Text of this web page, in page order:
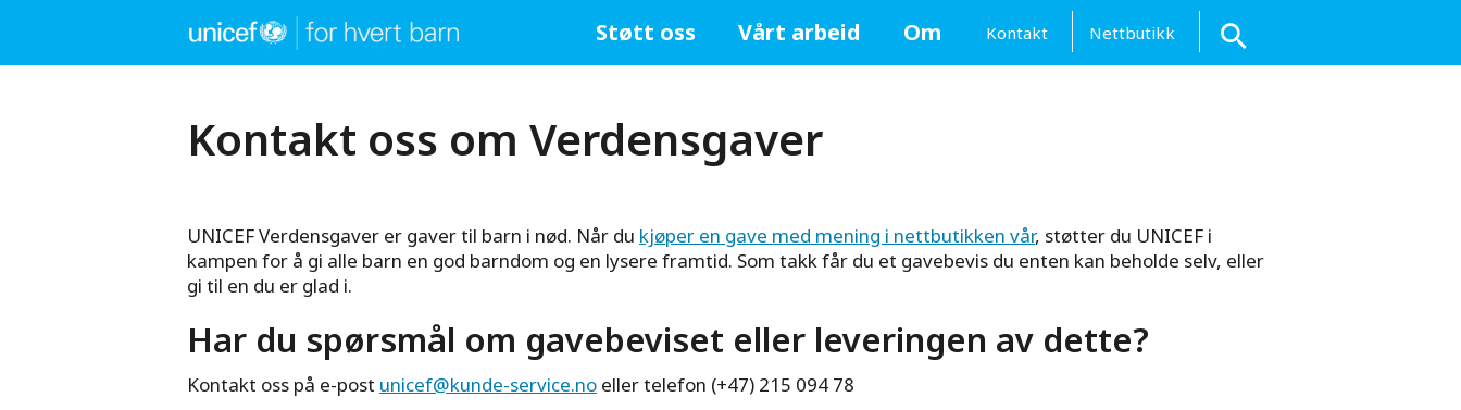
hovedinnhold
Støtt oss Vårt arbeid Om Kontakt Nettbutikk
oss
om
Verdensgaver
Kontakt oss om Verdensgaver
UNICEF Verdensgaver er gaver til barn i nød. Når du kjøper en gave med mening i nettbutikken vår, støtter du UNICEF i
kampen for å gi alle barn en god barndom og en lysere framtid. Som takk får du et gavebevis du enten kan beholde selv, eller
gi til en du er glad i.
Har du spørsmål om gavebeviset eller leveringen av dette?
Kontakt oss på e-post unicef@kunde-service.no eller telefon (+47) 215 094 78